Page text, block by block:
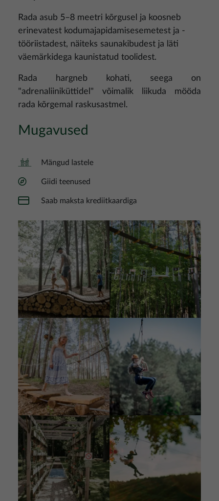
Rada asub 5–8 meetri kõrgusel ja koosneb
erinevatest kodumajapidamisesemetest ja -
tööriistadest, näiteks saunakibudest ja läti
väemärkidega kaunistatud toolidest.
Rada hargneb kohati, seega on
"adrenaliiniküttidel" võimalik liikuda mööda
rada kõrgemal raskusastmel.
Mugavused
Mängud lastele
Giidi teenused
Saab maksta krediitkaardiga
Pilt Pilt
Pilt
Pilt Pilt